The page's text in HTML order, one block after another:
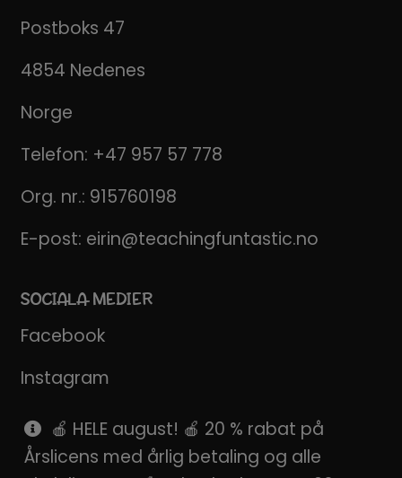
Postboks 47
4854 Nedenes
Norge
Telefon: +47 957 57 778
Org. nr.: 915760198
E-post: eirin@teachingfuntastic.no
SOCIALA MEDIER
Facebook
Instagram
Pinterest
SnapChat
🍎 HELE august! 🍎 20 % rabat på
Årslicens med årlig betaling og alle